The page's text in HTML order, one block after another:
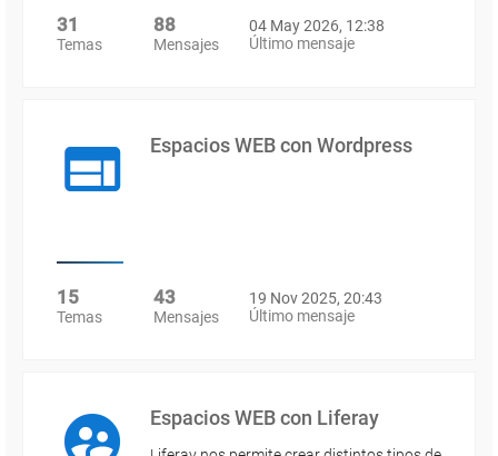
31
Temas
88
Mensajes
04 May 2026, 12:38
Último mensaje
Espacios WEB con Wordpress
15
Temas
43
Mensajes
19 Nov 2025, 20:43
Último mensaje
Espacios WEB con Liferay